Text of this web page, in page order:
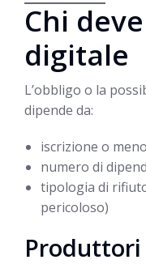
Chi
digitale
L’obbligo o la
dipende da:
iscrizione o
numero di
tipologia di
pericoloso)
Produttori